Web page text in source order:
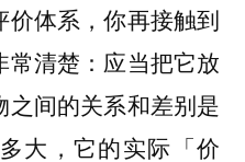
价体系，你再接触到
清楚：应当把它放
间的关系和差别是
大，它的实际「价